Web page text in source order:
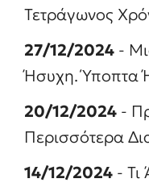
Τετράγωνος
27/12/2024 -
Ήσυχη. Ύποπτα
20/12/2024 -
Περισσότερα
14/12/2024 - Τι